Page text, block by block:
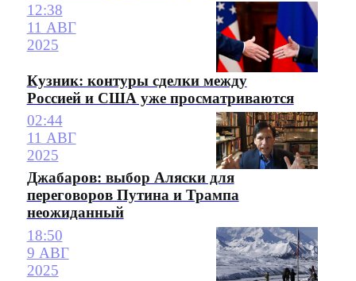
12:38
11 АВГ
2025
Кузник: контуры сделки между
Россией и США уже просматриваются
02:44
11 АВГ
2025
Джабаров: выбор Аляски для
переговоров Путина и Трампа
неожиданный
18:50
9 АВГ
2025